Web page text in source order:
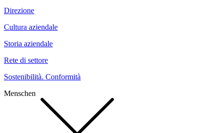
Direzione
Cultura aziendale
Storia aziendale
Rete di settore
Sostenibilità. Conformità
Menschen